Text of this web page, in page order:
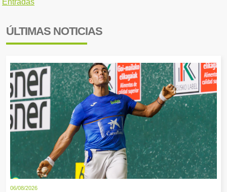
ÚLTIMAS NOTICIAS
06/08/2026